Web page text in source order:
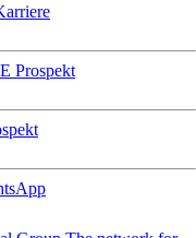
Prospekt
App